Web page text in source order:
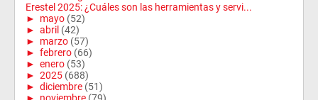
Erestel 2025: ¿Cuáles son las herramientas y servi...
► mayo (52)
► abril (42)
► marzo (57)
► febrero (66)
► enero (53)
► 2025 (688)
► diciembre (51)
► noviembre (79)